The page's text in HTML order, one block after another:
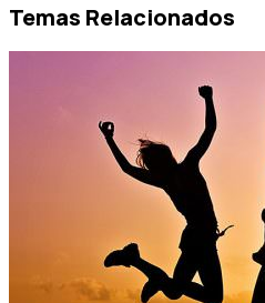
Temas Relacionados